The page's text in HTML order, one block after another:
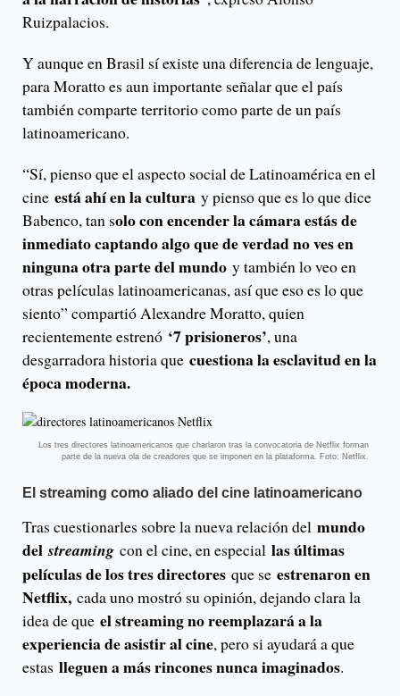
Ruizpalacios.
Y aunque en Brasil sí existe una diferencia de lenguaje,
para Moratto es aun importante señalar que el país
también comparte territorio como parte de un país
latinoamericano.
“Sí, pienso que el aspecto social de Latinoamérica en el
cine está ahí en la cultura y pienso que es lo que dice
Babenco, tan solo con encender la cámara estás de
inmediato captando algo que de verdad no ves en
ninguna otra parte del mundo y también lo veo en
otras películas latinoamericanas, así que eso es lo que
siento” compartió Alexandre Moratto, quien
recientemente estrenó ‘7 prisioneros’, una
desgarradora historia que cuestiona la esclavitud en la
época moderna.
Los tres directores latinoamericanos que charlaron tras la convocatoria de Netflix forman
parte de la nueva ola de creadores que se imponen en la plataforma. Foto: Netflix.
El streaming como aliado del cine latinoamericano
Tras cuestionarles sobre la nueva relación del mundo
delstreaming con el cine, en especial las últimas
películas de los tres directores que se estrenaron en
Netflix, cada uno mostró su opinión, dejando clara la
idea de que el streaming no reemplazará a la
experiencia de asistir al cine, pero si ayudará a que
estas lleguen a más rincones nunca imaginados.